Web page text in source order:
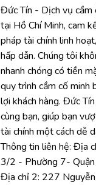
Đức Tín - Dịch vụ cầm
tại Hồ Chí Minh, cam
pháp tài chính linh
hấp dẫn. Chúng tôi
nhanh chóng có tiền
quy trình cầm cố minh
lợi khách hàng. Đức
cùng bạn, giúp bạn
tài chính một cách dễ
Thông tin liên hệ: Địa
3/2 - Phường 7-
Địa chỉ 2: 227